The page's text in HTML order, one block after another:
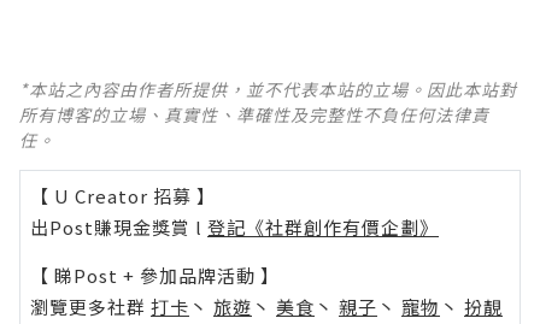
*本站之內容由作者所提供，並不代表本站的立場。因此本站對
所有博客的立場、真實性、準確性及完整性不負任何法律責
任。
【 U Creator 招募 】
出Post賺現金獎賞 l 登記《社群創作有價企劃》
【 睇Post + 參加品牌活動 】
瀏覽更多社群 打卡 丶 旅遊 丶 美食 丶 親子 丶 寵物 丶 扮靚